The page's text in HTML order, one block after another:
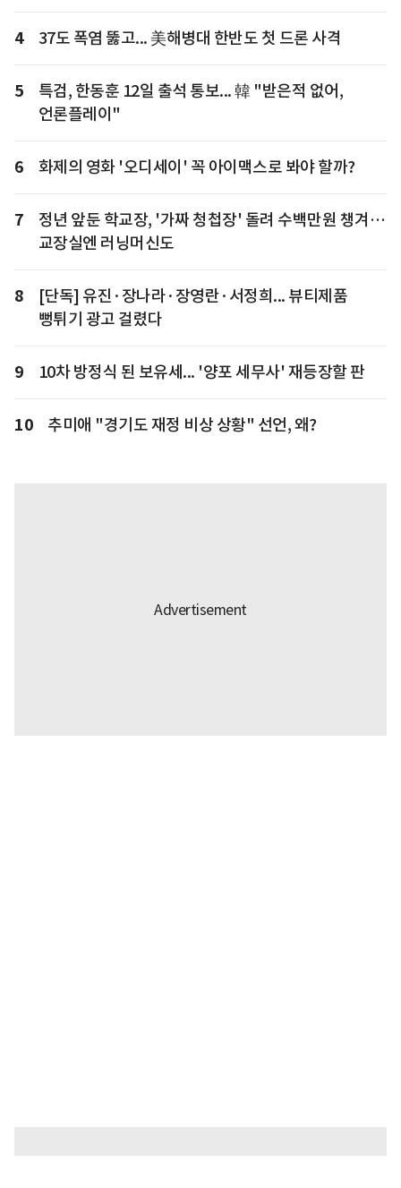
4 37도 폭염 뚫고... 美해병대 한반도 첫 드론 사격
5
특검, 한동훈 12일 출석 통보... 韓 "받은적 없어,
언론플레이"
6 화제의 영화 '오디세이' 꼭 아이맥스로 봐야 할까?
7
정년 앞둔 학교장, '가짜 청첩장' 돌려 수백만원 챙겨…
교장실엔 러닝머신도
8
[단독] 유진·장나라·장영란·서정희... 뷰티제품
뻥튀기 광고 걸렸다
9 10차 방정식 된 보유세... '양포 세무사' 재등장할 판
10 추미애 "경기도 재정 비상 상황" 선언, 왜?